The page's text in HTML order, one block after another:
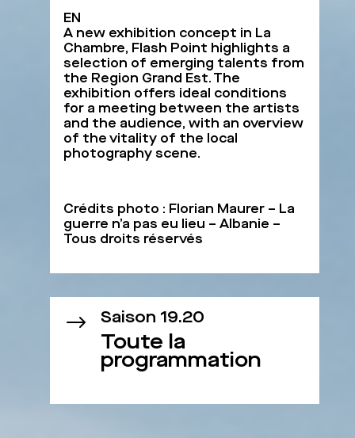
EN
A new exhibition concept in La
Chambre, Flash Point highlights a
selection of emerging talents from
the Region Grand Est. The
exhibition offers ideal conditions
for a meeting between the artists
and the audience, with an overview
of the vitality of the local
photography scene.
Crédits photo : Florian Maurer – La
guerre n’a pas eu lieu – Albanie –
Tous droits réservés
$ Saison 19.20
Toute la
programmation